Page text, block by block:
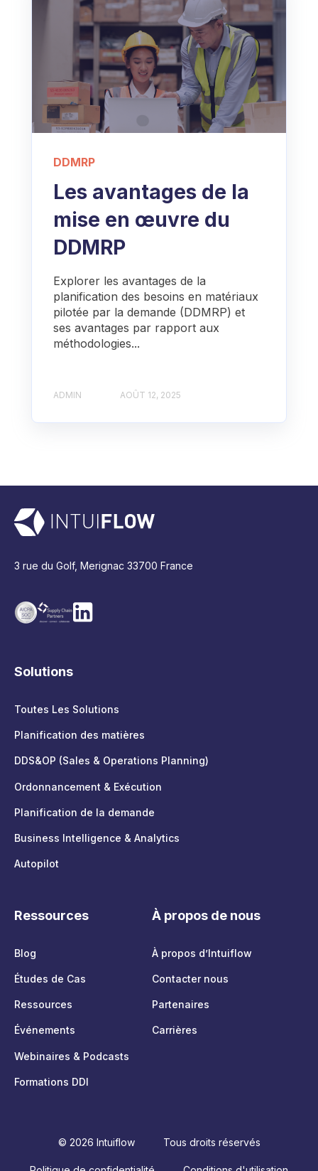
DDMRP
Les avantages de la
mise en œuvre du
DDMRP
Explorer les avantages de la
planification des besoins en matériaux
pilotée par la demande (DDMRP) et
ses avantages par rapport aux
méthodologies...
ADMIN AOÛT 12, 2025
3 rue du Golf, Merignac 33700 France
Solutions
Toutes Les Solutions
Planification des matières
DDS&OP (Sales & Operations Planning)
Ordonnancement & Exécution
Planification de la demande
Business Intelligence & Analytics
Autopilot
Ressources
Blog
Études de Cas
Ressources
Événements
Webinaires & Podcasts
Formations DDI
À propos de nous
À propos d’Intuiflow
Contacter nous
Partenaires
Carrières
© 2026 Intuiflow Tous droits réservés